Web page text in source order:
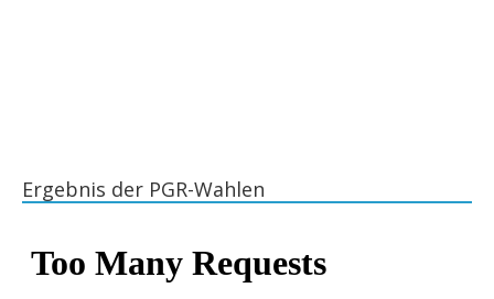
Ergebnis der PGR-Wahlen